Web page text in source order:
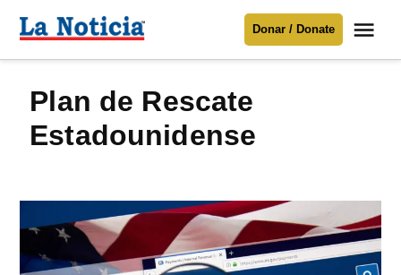
Para mantenerte informado necesitamos
contenido
Noticia
Donar / Donate
Plan de Rescate
Estadounidense